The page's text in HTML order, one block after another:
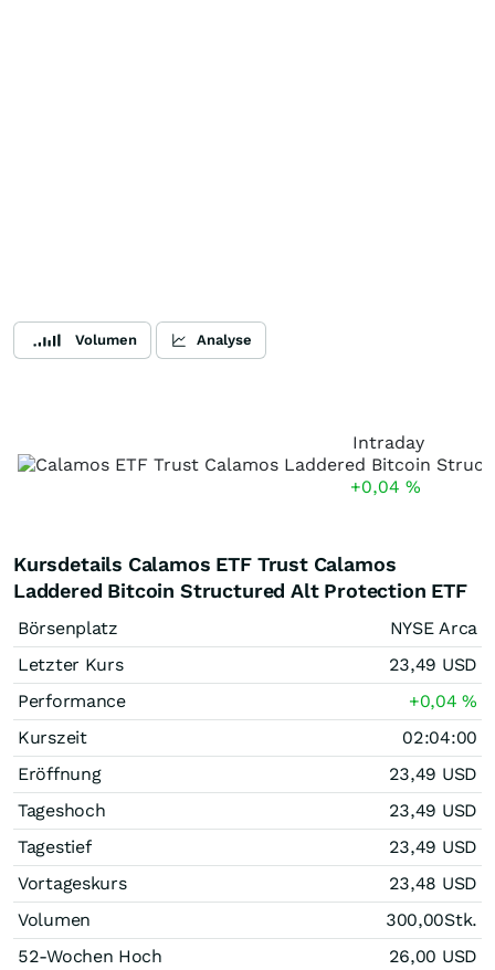
Volumen Analyse
Intraday
+0,04 %
Kursdetails Calamos ETF Trust Calamos
Laddered Bitcoin Structured Alt Protection ETF
Börsenplatz
NYSE Arca
Letzter Kurs
23,49 USD
Performance
+0,04%
Kurszeit
02:04:00
Eröffnung
23,49 USD
Tageshoch
23,49 USD
Tagestief
23,49 USD
Vortageskurs
23,48 USD
Volumen
300,00Stk.
52-Wochen Hoch
26,00 USD